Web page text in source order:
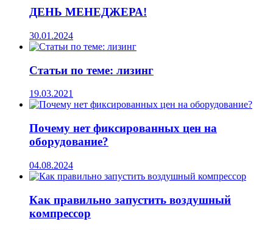
ДЕНЬ МЕНЕДЖЕРА!
30.01.2024
Статьи по теме: лизинг
19.03.2021
Почему нет фиксированных цен на
оборудование?
04.08.2024
Как правильно запустить воздушный
компрессор